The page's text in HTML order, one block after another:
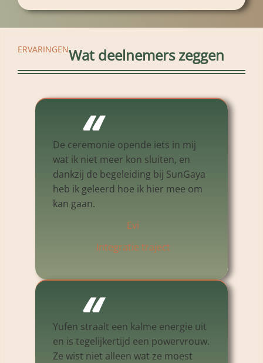
ERVARINGENWat deelnemers zeggen
“
De ceremonie opende iets in mij
wat ik niet meer kon sluiten, en
dankzij de begeleiding bij SunGaya
heb ik geleerd hoe ik hier mee om
kan gaan.
Evi
Integratie traject
“
Yufen straalt een kalme energie uit
en is tegelijkertijd een powervrouw.
Ze wist niet alleen wat ze moest